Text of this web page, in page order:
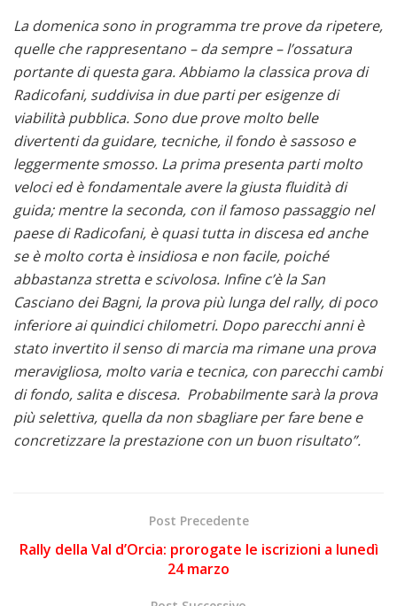
La domenica sono in programma tre prove da ripetere,
quelle che rappresentano – da sempre – l’ossatura
portante di questa gara. Abbiamo la classica prova di
Radicofani, suddivisa in due parti per esigenze di
viabilità pubblica. Sono due prove molto belle
divertenti da guidare, tecniche, il fondo è sassoso e
leggermente smosso. La prima presenta parti molto
veloci ed è fondamentale avere la giusta fluidità di
guida; mentre la seconda, con il famoso passaggio nel
paese di Radicofani, è quasi tutta in discesa ed anche
se è molto corta è insidiosa e non facile, poiché
abbastanza stretta e scivolosa. Infine c’è la San
Casciano dei Bagni, la prova più lunga del rally, di poco
inferiore ai quindici chilometri. Dopo parecchi anni è
stato invertito il senso di marcia ma rimane una prova
meravigliosa, molto varia e tecnica, con parecchi cambi
di fondo, salita e discesa. Probabilmente sarà la prova
più selettiva, quella da non sbagliare per fare bene e
concretizzare la prestazione con un buon risultato”.
Post Precedente
Rally della Val d’Orcia: prorogate le iscrizioni a lunedì
24 marzo